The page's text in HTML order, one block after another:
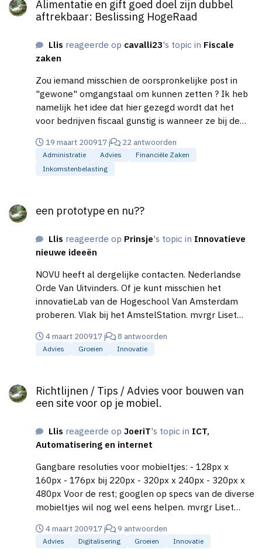
versleutelde e-mail niet konden lezen, wanneer zij
datzelfde progje niet hebben, zou dat voor mij een
daarvan; niet zozeer klantOnvriendelijkheid, maar
meer dat ontvangers gedwongen worden tot allerlei
extra handelingen, inclusief mogelijkerwijs het zich
gedwongen voelen het programma eveneens aan te
schaffen. Dat laatste onderstreept omdat dat voor
mij bijzonder zwaar in de beslissing zou mee wegen.
maatstaven daarmee gevoelsmatig te vergelijken,
en aan een dergelijke praktijk zou ik absoluut niet
mee willen werken. Als je daar een oplossing voor
vriendelijke groet, Liset Karman
Alimentatie en gift goed doel zijn dubbel
aftrekbaar: Beslissing HogeRaad
Llis reageerde op cavalli23's topic in Fiscale
zaken
Zou iemand misschien de oorspronkelijke post in
"gewone" omgangstaal om kunnen zetten ? Ik heb
namelijk het idee dat hier gezegd wordt dat het
voor bedrijven fiscaal gunstig is wanneer ze bij de
doneren, en ik heb ook het idee dat "notarieel
vastleggen" eigenlijk betekent dat er heel
regelmatig een bedrag van dat bedrijf naar het
jullie discussie misschien helemaal verkeerd uit. Dus
vriendelijke groet, Liset Karman
19 maart 200917 j 22 antwoorden
Administratie Advies
Financiële Zaken
Inkomstenbelasting
een prototype en nu??
Llis reageerde op Prinsje's topic in Innovatieve
nieuwe ideeën
NOVU heeft al dergelijke contacten. Nederlandse
Orde Van Uitvinders. Of je kunt misschien het
innovatieLab van de Hogeschool Van Amsterdam
proberen. Vlak bij het AmstelStation. mvrgr Liset
4 maart 200917 j 8 antwoorden
Advies Groeien Innovatie
Richtlijnen / Tips / Advies voor bouwen van
een site voor op je mobiel.
Llis reageerde opJoeriT's topic in ICT,
Automatisering en internet
Gangbare resoluties voor mobieltjes: - 128px x
160px - 176px bij 220px - 320px x 240px - 320px x
480px Voor de rest; googlen op specs van de diverse
mobieltjes wil nog wel eens helpen. mvrgr Liset
4 maart 200917 j 9 antwoorden
Advies Digitalisering Groeien Innovatie